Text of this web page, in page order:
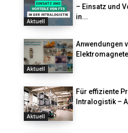
Aktuell
– Einsatz und
in...
Aktuell
Anwendungen
Aktuell
Für effiziente
Intralogistik –